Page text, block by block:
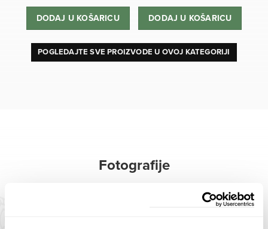
DODAJ U KOŠARICU DODAJ U KOŠARICU
POGLEDAJTE SVE PROIZVODE U OVOJ KATEGORIJI
Fotografije